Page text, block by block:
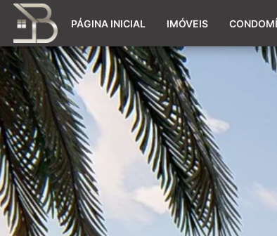
PÁGINA INICIAL IMÓVEIS